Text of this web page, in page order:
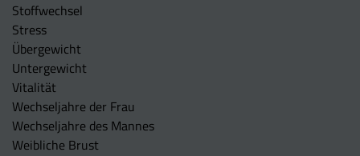
Stoffwechsel
Stress
Übergewicht
Untergewicht
Vitalität
Wechseljahre der Frau
Wechseljahre des Mannes
Weibliche Brust